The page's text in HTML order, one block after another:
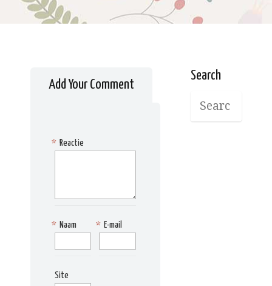
Add Your Comment
Reactie
*
Naam
* E-mail
*
Site
Search